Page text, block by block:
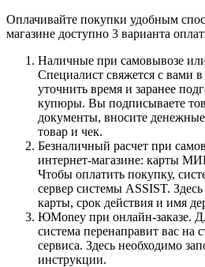
Оплачивайте покупки удобным
магазине доступно 3 варианта
Наличные при самовывозе
Специалист свяжется с вами
уточнить время и заранее
купюры. Вы подписываете
документы, вносите денежные
товар и чек.
Безналичный расчет при
интернет-магазине: карты
Чтобы оплатить покупку,
сервер системы ASSIST.
карты, срок действия и имя
ЮMoney при онлайн-заказе.
система перенаправит вас на
сервиса. Здесь необходимо
инструкции.